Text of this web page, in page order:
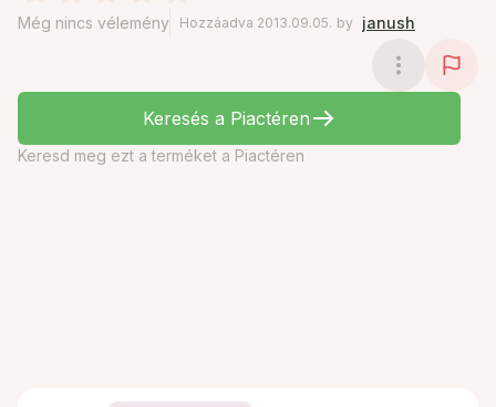
Még nincs vélemény Hozzáadva 2013.09.05. by janush
Keresés a Piactéren
Keresd meg ezt a terméket a Piactéren